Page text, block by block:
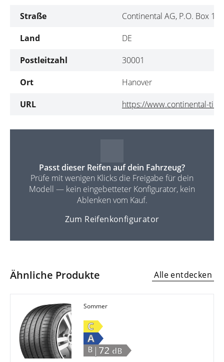
Straße
Continental AG, P.O. Box 169
Land
DE
Postleitzahl
30001
Ort
Hanover
URL
https://www.continental-
Passt dieser Reifen auf dein Fahrzeug?
Prüfe mit wenigen Klicks die Freigabe für dein
Modell — kein eingebetteter Konfigurator, kein
Ablenken vom Kauf.
Zum Reifenkonfigurator
Ähnliche Produkte Alle entdecken
Sommer
C
A
B |72 dB